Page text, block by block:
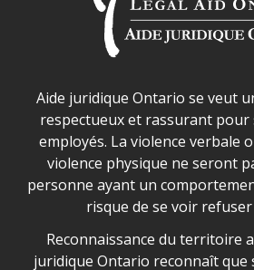
Déclaration sur la sécurité
Aide juridique Ontario se veut
respectueux et rassurant pour
employés. La violence verbale
violence physique ne seront
personne ayant un
risque de se voir refuser
Legal Aid Ontario land
Reconnaissance du territoire
juridique Ontario reconnaît que